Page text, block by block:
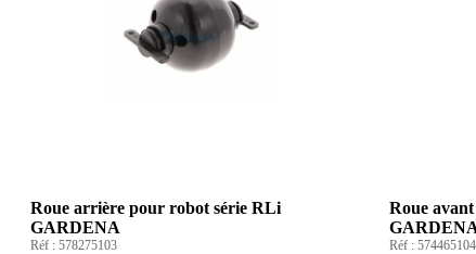
Roue arrière pour robot série RLi
GARDENA
Réf : 578275103
Roue
Réf : 574465104